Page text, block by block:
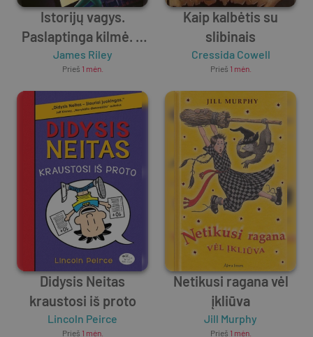
Istorijų vagys.
Paslaptinga kilmė. 3
dalis
James Riley
Prieš 1 mėn.
Kaip kalbėtis su
slibinais
Cressida Cowell
Prieš 1 mėn.
Didysis Neitas
kraustosi iš proto
Lincoln Peirce
Prieš 1 mėn.
Netikusi ragana vėl
įkliūva
Jill Murphy
Prieš 1 mėn.